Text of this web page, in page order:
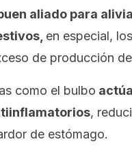
aliado para
en especial,
de producción
como el bulbo
,
de estómago.